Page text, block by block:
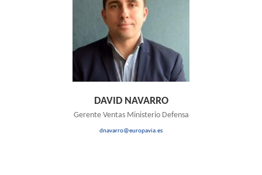
DAVID NAVARRO
Gerente Ventas Ministerio Defensa
dnavarro@europavia.es